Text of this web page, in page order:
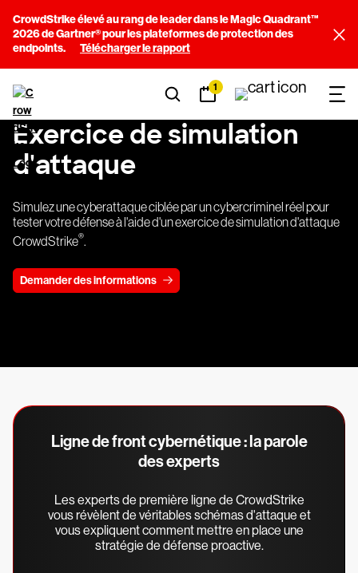
CrowdStrike élevé au rang de leader dans le Magic Quadrant™
2026 de Gartner® pour les plateformes de protection des
endpoints.
Télécharger le rapport
1
Exercice de simulation
d'attaque
Simulez une cyberattaque ciblée par un cybercriminel réel pour
tester votre défense à l'aide d'un exercice de simulation d'attaque
CrowdStrike®.
Demander des informations
Ligne de front cybernétique : la parole
des experts
Les experts de première ligne de CrowdStrike
vous révèlent de véritables schémas d'attaque et
vous expliquent comment mettre en place une
stratégie de défense proactive.